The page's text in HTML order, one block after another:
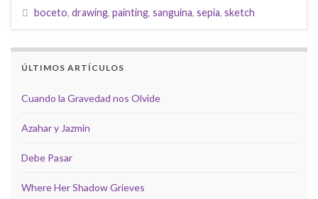
boceto, drawing, painting, sanguina, sepia, sketch
ÚLTIMOS ARTÍCULOS
Cuando la Gravedad nos Olvide
Azahar y Jazmín
Debe Pasar
Where Her Shadow Grieves